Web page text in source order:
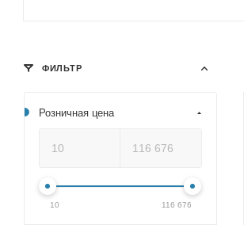
ФИЛЬТР
Розничная цена
10 116 676